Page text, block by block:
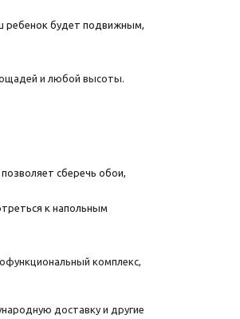
ребенок будет подвижным,
и любой высоты.
сберечь обои,
к напольным
комплекс,
доставку и другие